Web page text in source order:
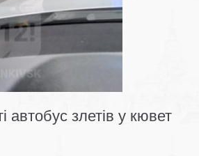
автобус злетів у кювет